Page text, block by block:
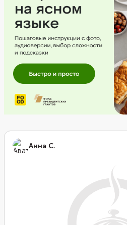
варьировать в зависимости
Анна С.